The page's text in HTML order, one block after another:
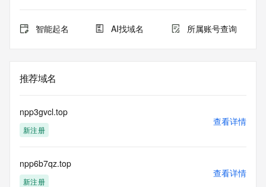
智能起名 AI找域名 所属账号查询
推荐域名
npp3gvcl.top
新注册
查看详情
npp6b7qz.top
新注册
查看详情